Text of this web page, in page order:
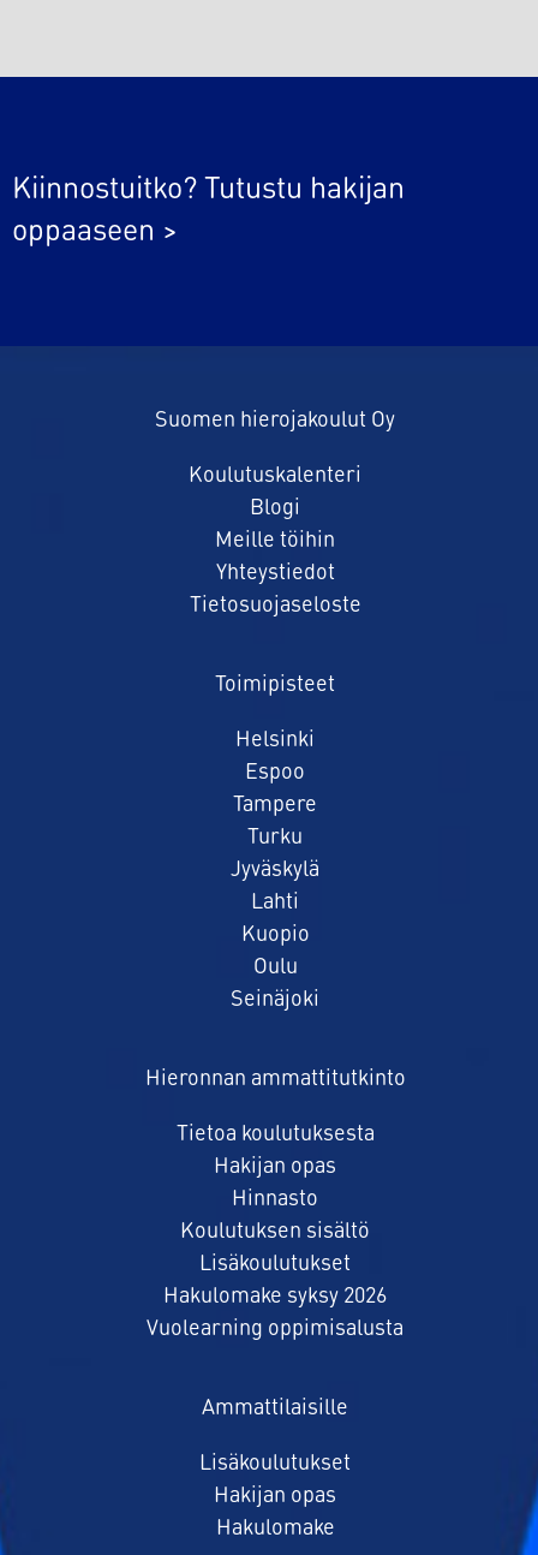
Kiinnostuitko? Tutustu hakijan
oppaaseen >
Suomen hierojakoulut Oy
Koulutuskalenteri
Blogi
Meille töihin
Yhteystiedot
Tietosuojaseloste
Toimipisteet
Helsinki
Espoo
Tampere
Turku
Jyväskylä
Lahti
Kuopio
Oulu
Seinäjoki
Hieronnan ammattitutkinto
Tietoa koulutuksesta
Hakijan opas
Hinnasto
Koulutuksen sisältö
Lisäkoulutukset
Hakulomake syksy 2026
Vuolearning oppimisalusta
Ammattilaisille
Lisäkoulutukset
Hakijan opas
Hakulomake